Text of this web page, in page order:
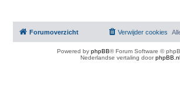
Forumoverzicht Verwijder cookies
Powered by phpBB® Forum Software ©
Nederlandse vertaling doorphpBB.nl